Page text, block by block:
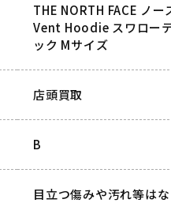
THE NORTH FACE ノ
Vent Hoodie スワロー
ック Mサイズ
店頭買取
B
目立つ傷みや汚れ等は